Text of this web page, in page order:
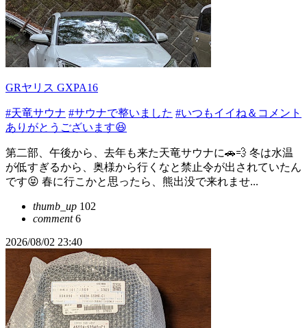
GRヤリス GXPA16
#天竜サウナ #サウナで整いました #いつもイイね＆コメント
ありがとうございます😆
第二部、午後から、去年も来た天竜サウナに🚗💨 冬は水温
が低すぎるから、奥様から行くなと禁止令が出されていたん
です😝 春に行こかと思ったら、熊出没で来れませ...
thumb_up 102
comment6
2026/08/02 23:40